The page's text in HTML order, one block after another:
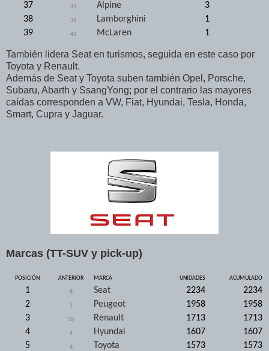
37 35 Alpine
3
38
38 Lamborghini
1
39
41 McLaren 1
También lidera Seat en turismos, seguida en este caso por
Toyota y Renault.
Además de Seat y Toyota suben también Opel, Porsche,
Subaru, Abarth y SsangYong; por el contrario las mayores
caídas corresponden a VW, Fiat, Hyundai, Tesla, Honda,
Smart, Cupra y Jaguar.
Marcas (TT-SUV y pick-up)
POSICIÓN ANTERIOR MARCA UNIDADES ACUMULADO
1 8 Seat 2234
2234
2
1 Peugeot 1958
1958
3
10 Renault 1713
1713
4
4 Hyundai 1607
1607
5
6 Toyota 1573
1573